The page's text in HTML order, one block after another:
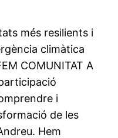
més resilients i
climàtica
COMUNITAT A
i
de les
Hem